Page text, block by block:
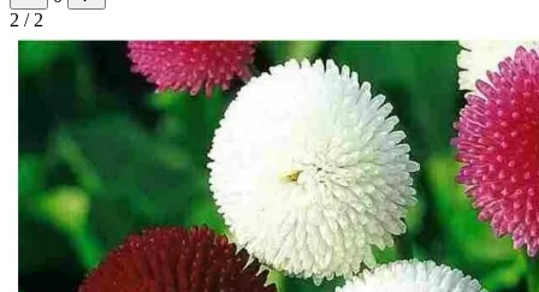
2 / 2